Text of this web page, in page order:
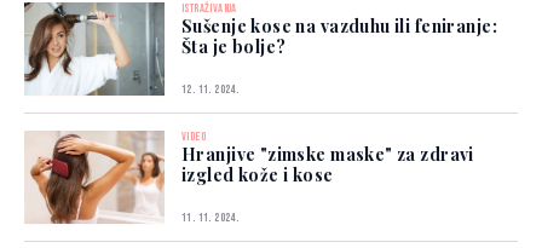
ISTRAŽIVANJA
Sušenje kose na vazduhu ili feniranje:
Šta je bolje?
12. 11. 2024.
VIDEO
Hranjive "zimske maske" za zdravi
izgled kože i kose
11. 11. 2024.